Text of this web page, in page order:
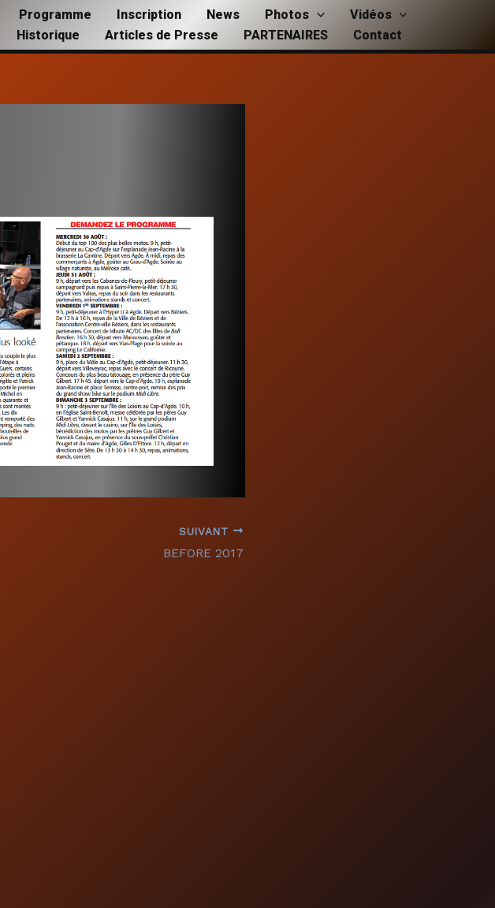
Programme Inscription News Photos
Vidéos
Historique Articles de Presse PARTENAIRES Contact
SUIVANT
BEFORE 2017